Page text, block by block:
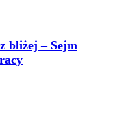
bliżej – Sejm